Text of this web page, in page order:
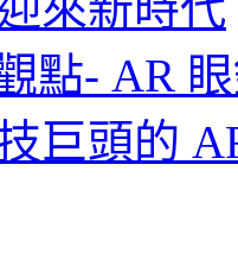
點- AR
巨頭的